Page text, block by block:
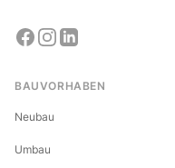
BAUVORHABEN
Neubau
Umbau